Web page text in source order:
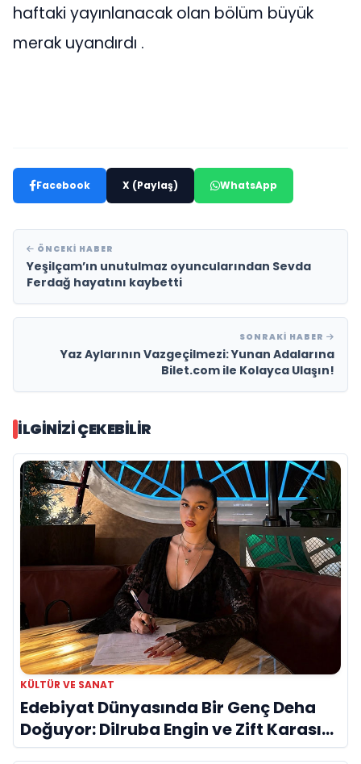
haftaki yayınlanacak olan bölüm büyük
merak uyandırdı .
Facebook X (Paylaş) WhatsApp
ÖNCEKI HABER
Yeşilçam’ın unutulmaz oyuncularından Sevda
Ferdağ hayatını kaybetti
SONRAKI HABER
Yaz Aylarının Vazgeçilmezi: Yunan Adalarına
Bilet.com ile Kolayca Ulaşın!
İLGINIZI ÇEKEBILIR
KÜLTÜR VE SANAT
Edebiyat Dünyasında Bir Genç Deha
Doğuyor: Dilruba Engin ve Zift Karası
Evreni ‘AVENOİR’